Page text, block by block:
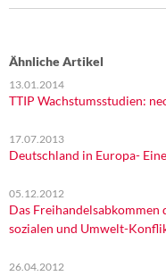
Ähnliche Artikel
13.01.2014
TTIP Wachstumsstudien:
17.07.2013
Deutschland in Europa-
05.12.2012
Das
sozialen und Umwelt-
26.04.2012